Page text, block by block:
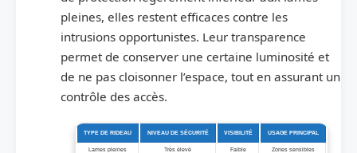
pleines, elles restent efficaces contre les
intrusions opportunistes. Leur transparence
permet de conserver une certaine luminosité et
de ne pas cloisonner l’espace, tout en assurant un
contrôle des accès.
TYPE DE RIDEAU NIVEAU DE SÉCURITÉ VISIBILITÉ USAGE PRINCIPAL
Lames pleines Très élevé Faible Zones sensibles